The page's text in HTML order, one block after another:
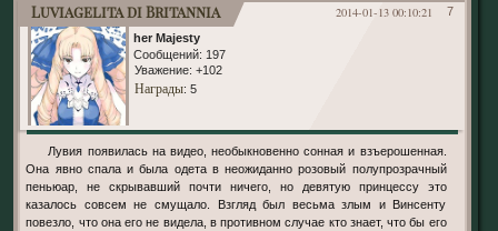
7
2014-01-13 00:10:21
Luviagelita di Britannia
her Majesty
Сообщений: 197
Уважение: +102
Награды: 5
Лувия появилась на видео, необыкновенно сонная и взъерошенная.
Она явно спала и была одета в неожиданно розовый полупрозрачный
пеньюар, не скрывавший почти ничего, но девятую принцессу это
казалось совсем не смущало. Взгляд был весьма злым и Винсенту
повезло, что она его не видела, в противном случае кто знает, что бы его